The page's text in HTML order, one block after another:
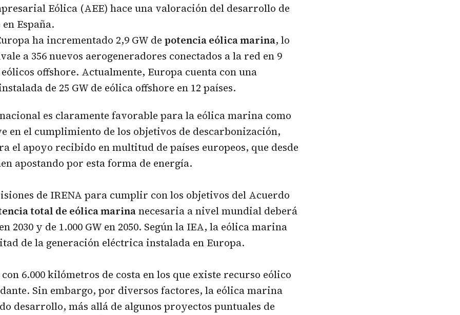
Eólica (AEE) hace una valoración del desarrollo de
España.
ha incrementado 2,9 GW depotencia eólica marina, lo
a 356 nuevos aerogeneradores conectados a la red en 9
offshore. Actualmente, Europa cuenta con una
de 25 GW de eólica offshore en 12 países.
es claramente favorable para la eólica marina como
en el cumplimiento de los objetivos de descarbonización,
el apoyo recibido en multitud de países europeos, que desde
apostando por esta forma de energía.
de IRENA para cumplir con los objetivos del Acuerdo
total de eólica marinanecesaria a nivel mundial deberá
2030 y de 1.000 GW en 2050. Según la IEA, la eólica marina
de la generación eléctrica instalada en Europa.
6.000 kilómetros de costa en los que existe recurso eólico
Sin embargo, por diversos factores, la eólica marina
desarrollo, más allá de algunos proyectos puntuales de